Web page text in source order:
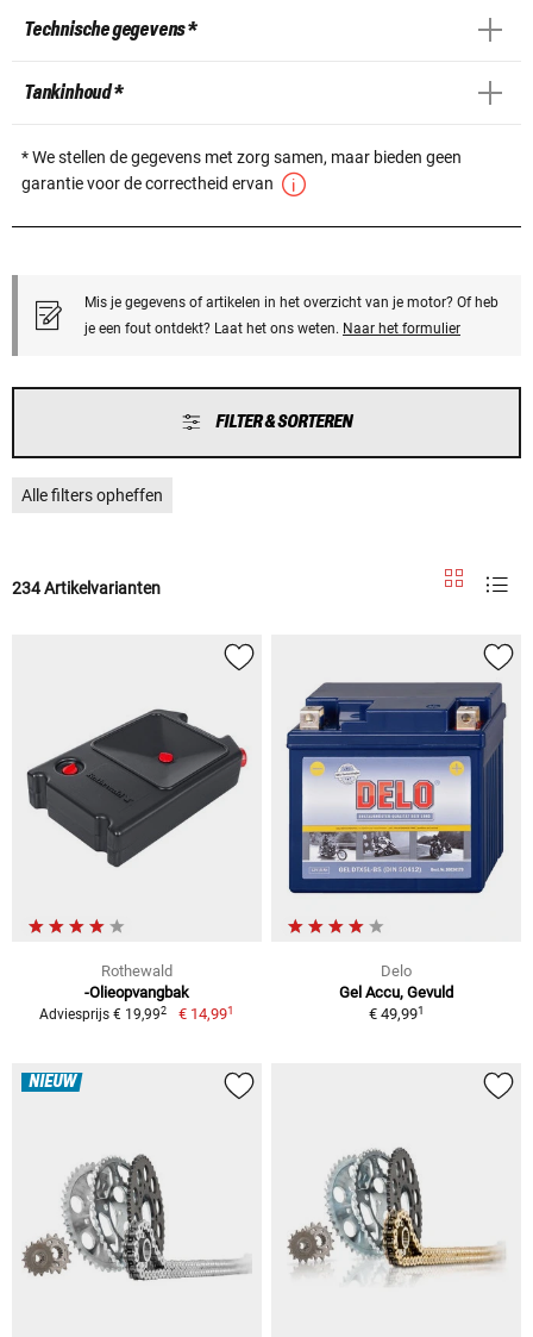
Technische gegevens *
Tankinhoud *
* We stellen de gegevens met zorg samen, maar bieden geen
garantie voor de correctheid ervan
Mis je gegevens of artikelen in het overzicht van je motor? Of heb
je een fout ontdekt? Laat het ons weten. Naar het formulier
FILTER & SORTEREN
Alle filters opheffen
234 Artikelvarianten
Rothewald
-Olieopvangbak
Adviesprijs € 19,992 € 14,991
Delo
Gel Accu, Gevuld
€ 49,991
NIEUW